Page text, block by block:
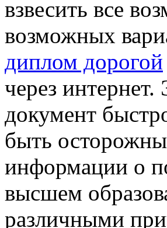
взвесить все
возможных
диплом дорогой
через
документ
быть
информации о
высшем
различными